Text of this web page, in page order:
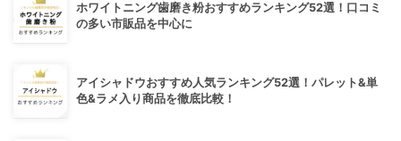
ホワイトニング歯磨き粉おすすめランキング52選！口コミ
の多い市販品を中心に
アイシャドウおすすめ人気ランキング52選！パレット&単
色&ラメ入り商品を徹底比較！